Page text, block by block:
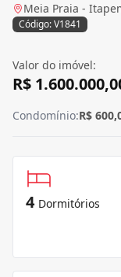
Meia Praia -
Código: V1841
Valor do imóvel:
R$
Condomínio:R$
4 Dormitórios